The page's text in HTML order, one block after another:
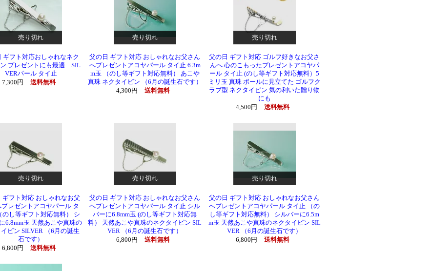
売り切れ 売り切れ 売り切れ
ギフト対応おしゃれなネク
プレゼントにも最適 SIL
VERパール タイ止
7,300円
送料無料
父の日 ギフト対応 おしゃれなお父さん
へプレゼントアコヤパール タイ止 6.3m
m玉 （のし等ギフト対応無料） あこや
真珠 ネクタイピン （6月の誕生石です）
4,300円
送料無料
父の日 ギフト対応 ゴルフ好きなお父さ
んへ 心のこもったプレゼントアコヤパ
ール タイ止 (のし等ギフト対応無料）5
ミリ玉 真珠 ボールに見立てた ゴルフク
ラブ型 ネクタイピン 気の利いた贈り物
にも
4,500円
送料無料
売り切れ 売り切れ 売り切れ
ギフト対応 おしゃれなお父
プレゼントアコヤパール タ
のし等ギフト対応無料） シ
6.8mm玉 天然あこや真珠の
ピン SILVER （6月の誕生
石です）
6,800円
送料無料
父の日 ギフト対応 おしゃれなお父さん
へプレゼントアコヤパール タイ止 シル
バーに6.8mm玉 (のし等ギフト対応無
料） 天然あこや真珠のネクタイピン SIL
VER （6月の誕生石です）
6,800円
送料無料
父の日 ギフト対応 おしゃれなお父さん
へプレゼントアコヤパール タイ止 （の
し等ギフト対応無料） シルバーに6.5m
m玉 天然あこや真珠のネクタイピン SIL
VER （6月の誕生石です）
6,800円
送料無料